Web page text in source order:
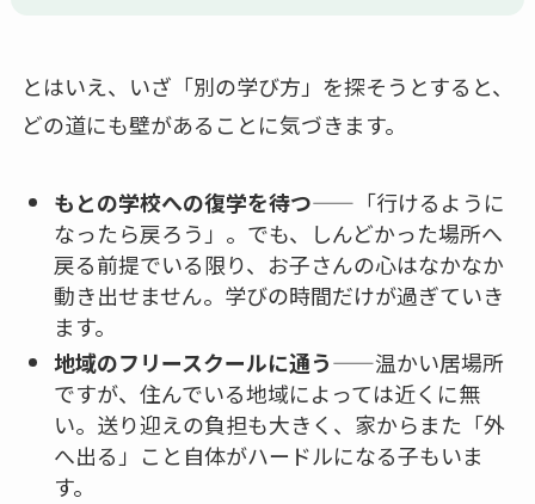
とはいえ、いざ「別の学び方」を探そうとすると、
どの道にも壁があることに気づきます。
もとの学校への復学を待つ——「行けるように
なったら戻ろう」。でも、しんどかった場所へ
戻る前提でいる限り、お子さんの心はなかなか
動き出せません。学びの時間だけが過ぎていき
ます。
地域のフリースクールに通う——温かい居場所
ですが、住んでいる地域によっては近くに無
い。送り迎えの負担も大きく、家からまた「外
へ出る」こと自体がハードルになる子もいま
す。